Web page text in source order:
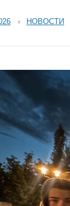
НОВОСТИ